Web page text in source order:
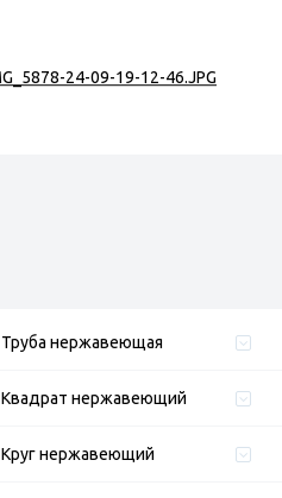
Труба нержавеющая
Квадрат нержавеющий
Круг нержавеющий